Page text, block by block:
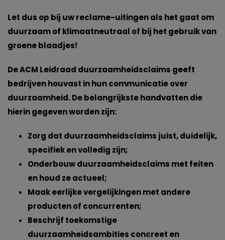
Let dus op bij uw reclame-uitingen als het gaat om
duurzaam of klimaatneutraal of bij het gebruik van
groene blaadjes!
De ACM Leidraad duurzaamheidsclaims geeft
bedrijven houvast in hun communicatie over
duurzaamheid. De belangrijkste handvatten die
hierin gegeven worden zijn:
Zorg dat duurzaamheidsclaims juist, duidelijk,
specifiek en volledig zijn;
Onderbouw duurzaamheidsclaims met feiten
en houd ze actueel;
Maak eerlijke vergelijkingen met andere
producten of concurrenten;
Beschrijf toekomstige
duurzaamheidsambities concreet en